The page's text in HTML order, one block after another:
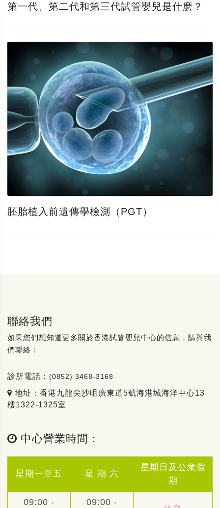
第一代、第二代和第三代試管嬰兒是什麽？
胚胎植入前遺傳學檢測（PGT）
聯絡我們
如果您們想知道更多關於香港試管嬰兒中心的信息，請與我
們聯絡：
診所電話： (0852) 3468-3168
地址：香港九龍尖沙咀廣東道5號海港城海洋中心13
樓1322-1325室
中心營業時間：
星期一至五 星 期 六
星期日及公衆假
期
09:00 - 09:00 -